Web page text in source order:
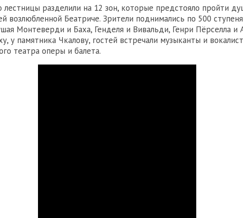
лестницы разделили на 12 зон, которые предстояло пройти
возлюбленной Беатриче. Зрители поднимались по 500
Монтеверди и Баха, Генделя и Вивальди, Генри Пёрселла и
у памятника Чкалову, гостей встречали музыканты и
театра оперы и балета.